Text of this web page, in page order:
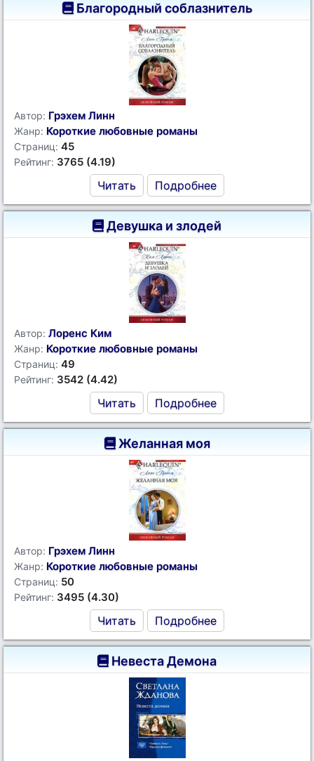
Благородный соблазнитель
Автор: Грэхем Линн
Жанр: Короткие любовные романы
Страниц: 45
Рейтинг: 3765 (4.19)
Читать Подробнее
Девушка и злодей
Автор: Лоренс Ким
Жанр: Короткие любовные романы
Страниц: 49
Рейтинг: 3542 (4.42)
Читать Подробнее
Желанная моя
Автор: Грэхем Линн
Жанр: Короткие любовные романы
Страниц: 50
Рейтинг: 3495 (4.30)
Читать Подробнее
Невеста Демона